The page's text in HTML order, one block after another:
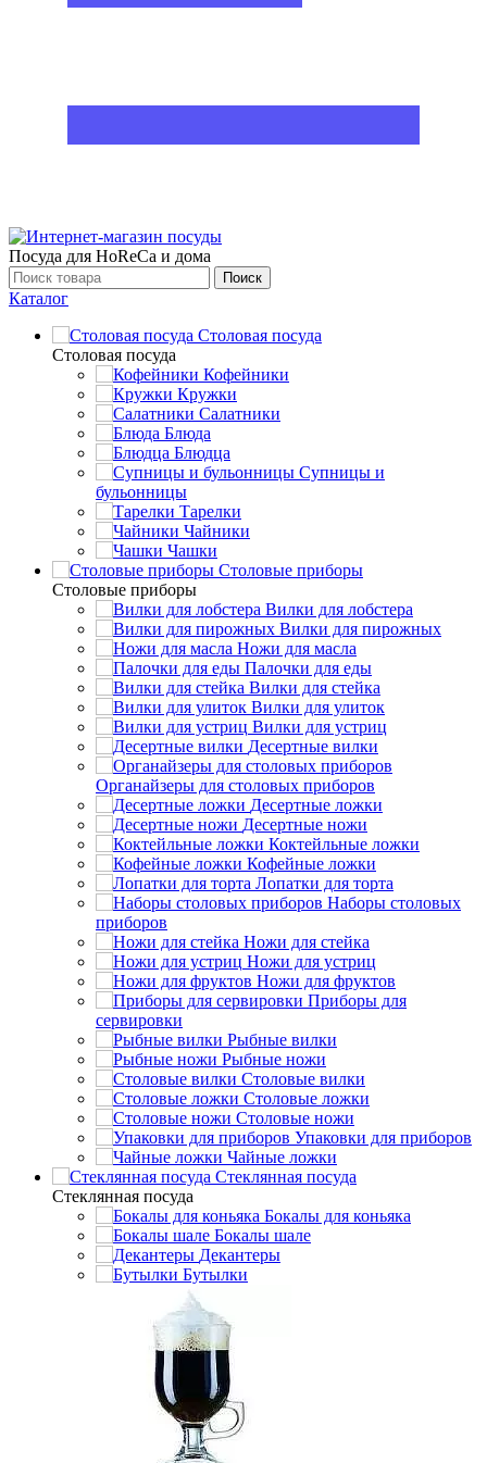
Посуда для HoReCa и дома
Поиск
Каталог
Столовая посуда
Столовая посуда
Кофейники
Кружки
Салатники
Блюда
Блюдца
Супницы и
бульонницы
Тарелки
Чайники
Чашки
Cтоловые приборы
Cтоловые приборы
Вилки для лобстера
Вилки для пирожных
Ножи для масла
Палочки для еды
Вилки для стейка
Вилки для улиток
Вилки для устриц
Десертные вилки
Органайзеры для столовых приборов
Десертные ложки
Десертные ножи
Коктейльные ложки
Кофейные ложки
Лопатки для торта
Наборы столовых
приборов
Ножи для стейка
Ножи для устриц
Ножи для фруктов
Приборы для
сервировки
Рыбные вилки
Рыбные ножи
Столовые вилки
Столовые ложки
Столовые ножи
Упаковки для приборов
Чайные ложки
Стеклянная посуда
Стеклянная посуда
Бокалы для коньяка
Бокалы шале
Декантеры
Бутылки